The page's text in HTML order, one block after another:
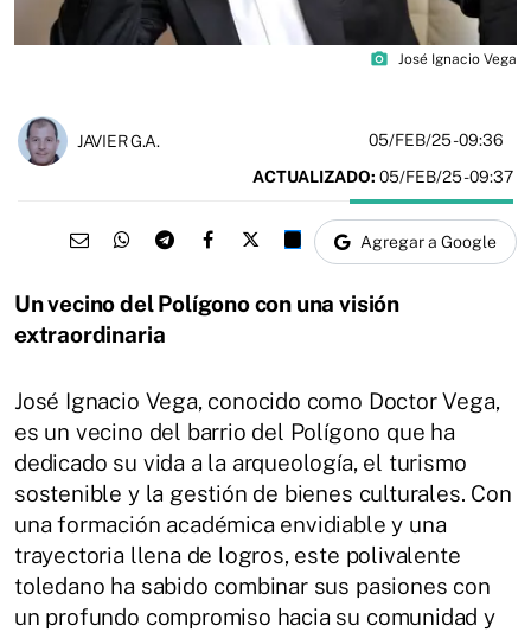
photo_camera José Ignacio Vega
JAVIER G.A. 05/FEB/25- 09:36
ACTUALIZADO: 05/FEB/25 - 09:37
Agregar a Google
Un vecino del Polígono con una visión
extraordinaria
José Ignacio Vega, conocido como Doctor Vega,
es un vecino del barrio del Polígono que ha
dedicado su vida a la arqueología, el turismo
sostenible y la gestión de bienes culturales. Con
una formación académica envidiable y una
trayectoria llena de logros, este polivalente
toledano ha sabido combinar sus pasiones con
un profundo compromiso hacia su comunidad y